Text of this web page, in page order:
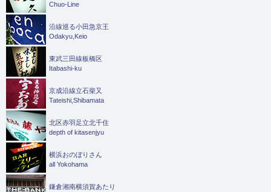
Chuo-Line
沿線巡る小田急京王
Odakyu,Keio
東武三田線板橋区
Itabashi-ku
京成沿線立石柴又
Tateishi,Shibamata
北区赤羽足立北千住
depth of kitasenjyu
横浜おのぼりさん
all Yokohama
鎌倉湘南横須賀あたり